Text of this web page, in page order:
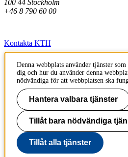
100 44 Stockholm
+46 8 790 60 00
Kontakta KTH
Jobba på KTH
Press och media
Faktura och betalning KTH
Om KTH:s webbplatser
Tillgänglighetsredogörelse
Denna webbplats använder tjänster
dig och hur du använder denna
nödvändiga för att webbplatsen ska
Hantera valbara tjänster
Tillåt bara nödvändiga
Tillåt alla tjänster